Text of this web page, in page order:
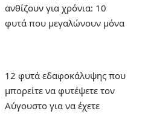
ανθίζουν για χρόνια: 10
φυτά που μεγαλώνουν μόνα
12 φυτά εδαφοκάλυψης που
μπορείτε να φυτέψετε τον
Αύγουστο για να έχετε